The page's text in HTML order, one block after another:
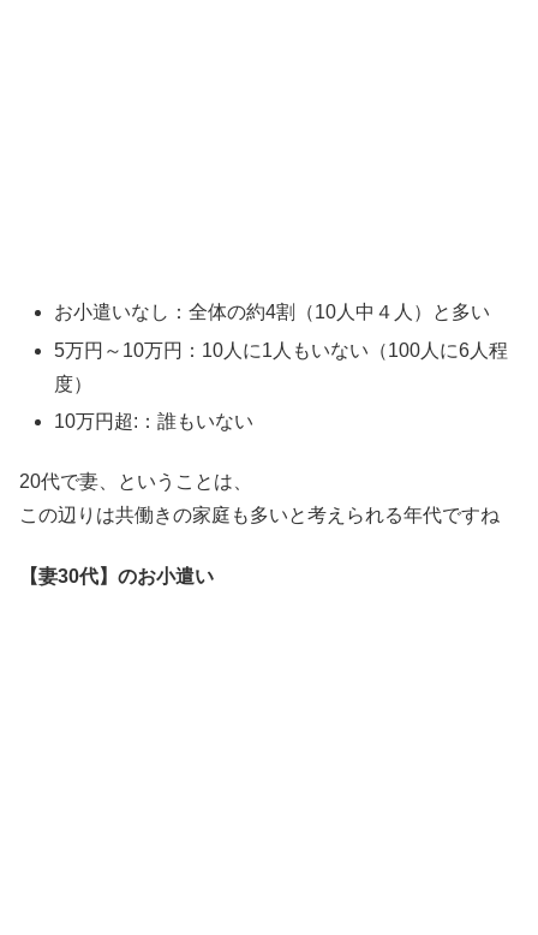
お小遣いなし：全体の約4割（10人中４人）と多い
5万円～10万円：10人に1人もいない（100人に6人程
度）
10万円超:：誰もいない
20代で妻、ということは、
この辺りは共働きの家庭も多いと考えられる年代ですね
【妻30代】 のお小遣い